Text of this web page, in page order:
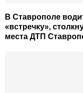
В Ставрополе
«встречку»,
места ДТП